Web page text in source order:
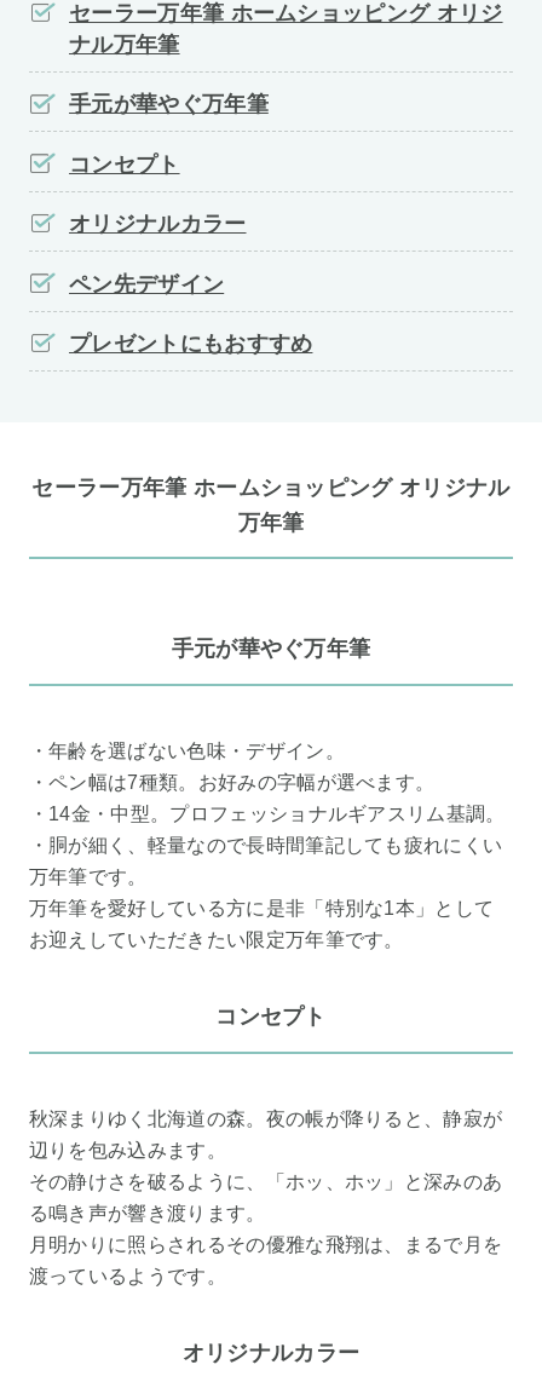
セーラー万年筆 ホームショッピング オリジ
ナル万年筆
手元が華やぐ万年筆
コンセプト
オリジナルカラー
ペン先デザイン
プレゼントにもおすすめ
セーラー万年筆 ホームショッピング オリジナル
万年筆
手元が華やぐ万年筆
・年齢を選ばない色味・デザイン。
・ペン幅は7種類。お好みの字幅が選べます。
・14金・中型。プロフェッショナルギアスリム基調。
・胴が細く、軽量なので長時間筆記しても疲れにくい
万年筆です。
万年筆を愛好している方に是非「特別な1本」として
お迎えしていただきたい限定万年筆です。
コンセプト
秋深まりゆく北海道の森。夜の帳が降りると、静寂が
辺りを包み込みます。
その静けさを破るように、「ホッ、ホッ」と深みのあ
る鳴き声が響き渡ります。
月明かりに照らされるその優雅な飛翔は、まるで月を
渡っているようです。
オリジナルカラー